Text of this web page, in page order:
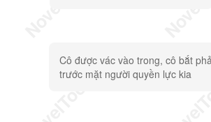
Cô được vác vào trong, cô bắt
trước mặt người quyền lực kia